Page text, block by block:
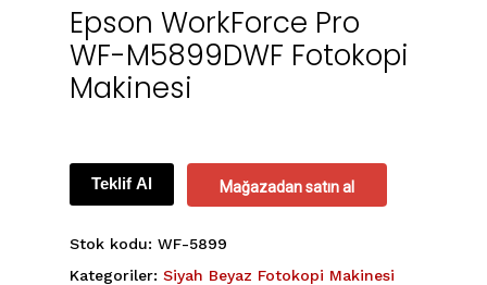
Epson WorkForce Pro
WF-M5899DWF Fotokopi
Makinesi
Teklif Al Mağazadan satın al
Stok kodu: WF-5899
Kategoriler: Siyah Beyaz Fotokopi Makinesi